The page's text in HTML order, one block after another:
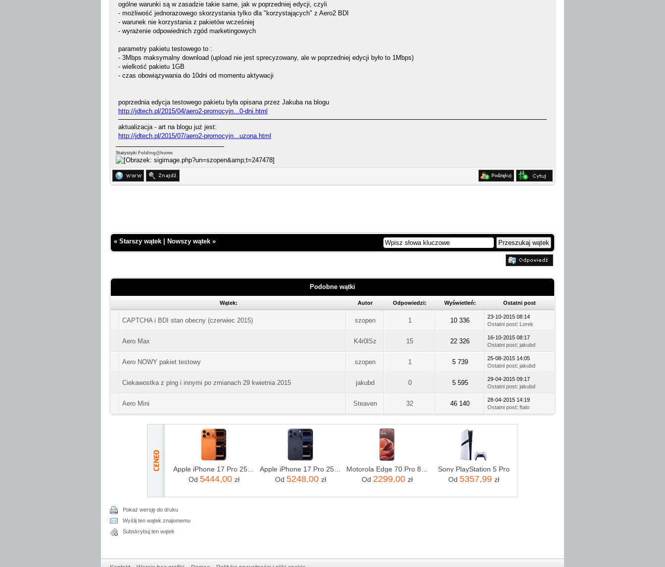
ogólne warunki są w zasadzie takie same, jak w poprzedniej edycji, czyli
- możliwość jednorazowego skorzystania tylko dla "korzystających" z Aero2 BDI
- warunek nie korzystania z pakietów wcześniej
- wyrażenie odpowiednich zgód marketingowych
parametry pakietu testowego to :
- 3Mbps maksymalny download (upload nie jest sprecyzowany, ale w poprzedniej edycji było to 1Mbps)
- wielkość pakietu 1GB
- czas obowiązywania do 10dni od momentu aktywacji
poprzednia edycja testowego pakietu była opisana przez Jakuba na blogu
http://jdtech.pl/2015/04/aero2-promocyjn...0-dni.html
aktualizacja - art na blogu już jest:
http://jdtech.pl/2015/07/aero2-promocyjn...uzona.html
Statystyki Folding@home
« Starszy wątek Nowszy wątek »
Podobne wątki
Wątek: Autor Odpowiedzi: Wyświetleń: Ostatni post
CAPTCHA i BDI stan obecny (czerwiec 2015) szopen 1 10 336
23-10-2015 08:14
Ostatni post: Lorek
Aero Max K4r0lSz 15 22 326
16-10-2015 08:17
Ostatni post: jakubd
Aero NOWY pakiet testowy szopen 1 5 739
25-08-2015 14:05
Ostatni post: jakubd
Ciekawostka z ping i innymi po zmianach 29 kwietnia 2015 jakubd 0 5 595
29-04-2015 09:17
Ostatni post: jakubd
Aero Mini Steaven 32 46 140
28-04-2015 14:19
Ostatni post: ftalo
Apple iPhone 17 Pro 256GB Kosmiczny pomarańcz
Od 5444,00 zł
Apple iPhone 17 Pro 256GB Głębinowy błękit
Od 5248,00 zł
Od 2299,00 zł
Sony PlayStation 5 Pro
Od 5357,99 zł
Pokaż wersję do druku
Wyślij ten wątek znajomemu
Subskrybuj ten wątek